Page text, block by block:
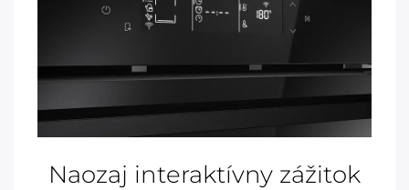
Naozaj interaktívny zážitok